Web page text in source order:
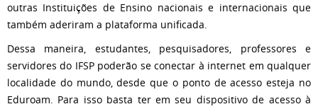
outras Instituições de Ensino nacionais e internacionais que
também aderiram a plataforma unificada.
Dessa maneira, estudantes, pesquisadores, professores e
servidores do IFSP poderão se conectar à internet em qualquer
localidade do mundo, desde que o ponto de acesso esteja no
Eduroam. Para isso basta ter em seu dispositivo de acesso à